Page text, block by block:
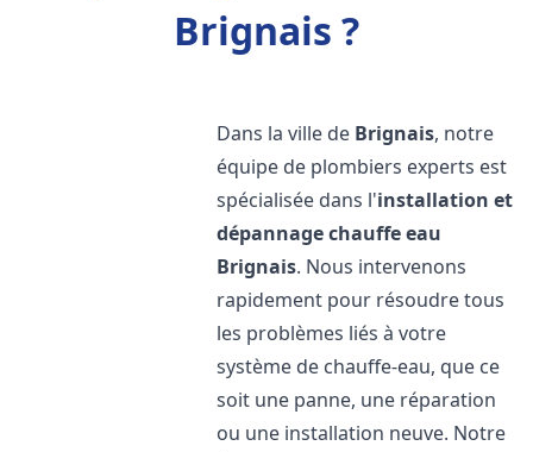
Brignais ?
Dans la ville de Brignais, notre
équipe de plombiers experts est
spécialisée dans l'installation et
dépannage chauffe eau
Brignais. Nous intervenons
rapidement pour résoudre tous
les problèmes liés à votre
système de chauffe-eau, que ce
soit une panne, une réparation
ou une installation neuve. Notre